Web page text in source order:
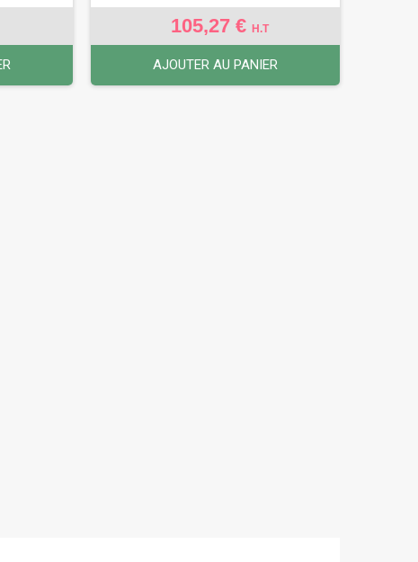
105,27 €H.T
AJOUTER AU PANIER